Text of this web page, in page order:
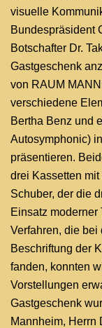
visuelle
Bundespräsident
Botschafter Dr.
Gastgeschenk
von RAUM
verschiedene
Bertha Benz und
Autosymphonic)
präsentieren.
drei Kassetten
Schuber, der die
Einsatz moderner
Verfahren, die bei
Beschriftung der
fanden, konnten
Vorstellungen
Gastgeschenk
Mannheim, Herrn